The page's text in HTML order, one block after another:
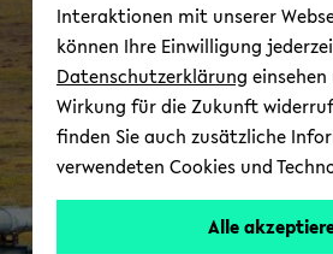
Interaktionen mit unserer
können Ihre Einwilligung
Datenschutzerklärung
Wirkung für die Zukunft
finden Sie auch zusätzliche
verwendeten Cookies und
Alle